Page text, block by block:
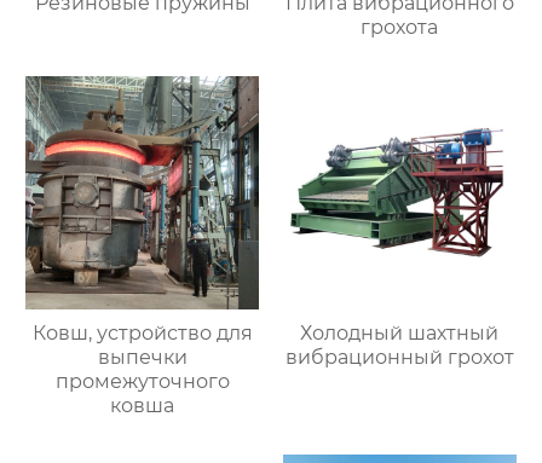
грохота
Ковш, устройство для
выпечки
промежуточного
ковша
Холодный шахтный
вибрационный грохот